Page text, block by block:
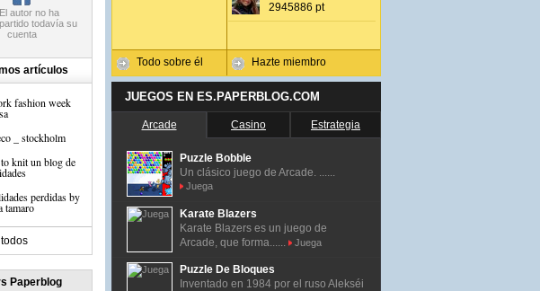
artículos
fashion week
_ stockholm
knit un blog de
perdidas by
tamaro
Paperblog
Todo sobre él
2945886 pt
Hazte miembro
JUEGOS EN ES.PAPERBLOG.COM
Arcade Casino Estrategia
Puzzle Bobble
Un clásico juego de Arcade. ......
Juega
Karate Blazers
Karate Blazers es un juego de
Arcade, que forma......
Juega
Puzzle De Bloques
Inventado en 1984 por el ruso Alekséi